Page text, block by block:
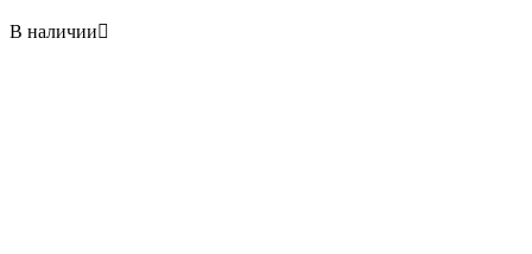
В наличии